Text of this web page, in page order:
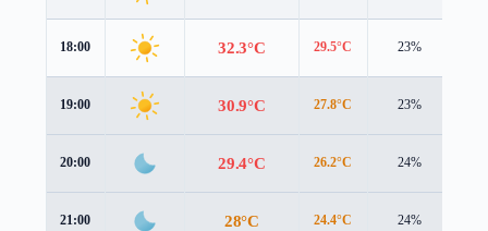
18:00 32.3°C 29.5°C 23%
19:00 30.9°C 27.8°C 23%
20:00 29.4°C 26.2°C 24%
21:00 28°C 24.4°C 24%